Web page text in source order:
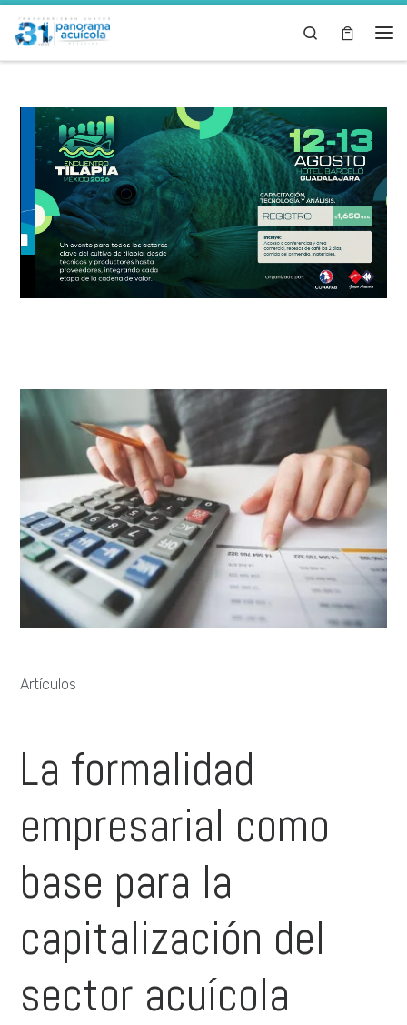
Skip to content Search
Artículos
La formalidad
empresarial como
base para la
capitalización del
sector acuícola